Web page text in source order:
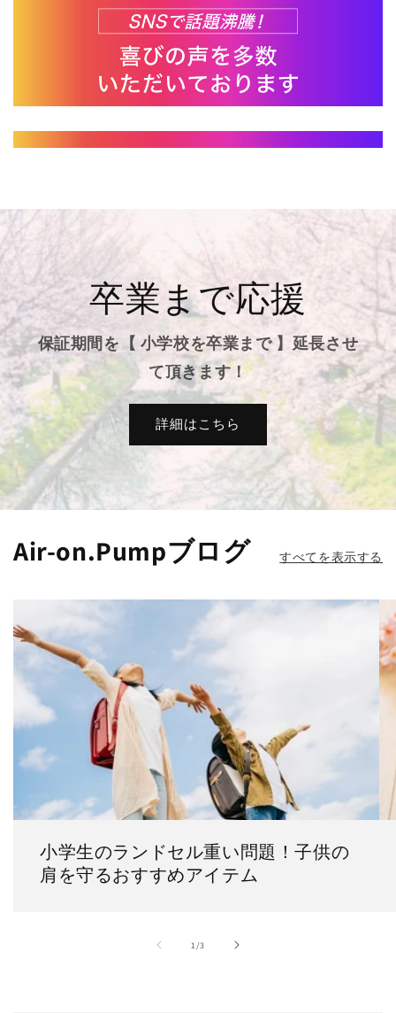
卒業まで応援
保証期間を【 小学校を卒業まで 】延長させ
て頂きます！
詳細はこちら
Air-on.Pumpブログ すべてを表示する
小学生のランドセル重い問題！子供の
肩を守るおすすめアイテム
1/の
3